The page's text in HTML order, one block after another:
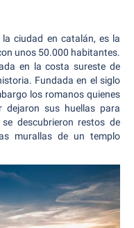
ciudad en catalán, es la
unos 50.000 habitantes.
en la costa sureste de
Fundada en el siglo
los romanos quienes
dejaron sus huellas para
descubrieron restos de
murallas de un templo